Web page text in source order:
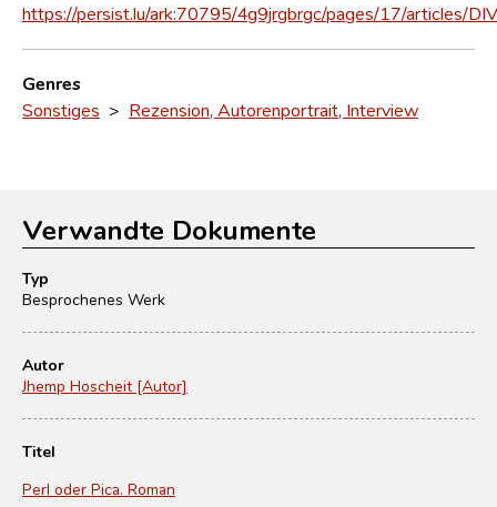
https://persist.lu/ark:70795/4g9jrgbrgc/pages/17/articles/
Genres
Sonstiges > Rezension, Autorenportrait, Interview
Verwandte Dokumente
Typ
Besprochenes Werk
Autor
Jhemp Hoscheit [Autor]
Titel
Perl oder Pica. Roman